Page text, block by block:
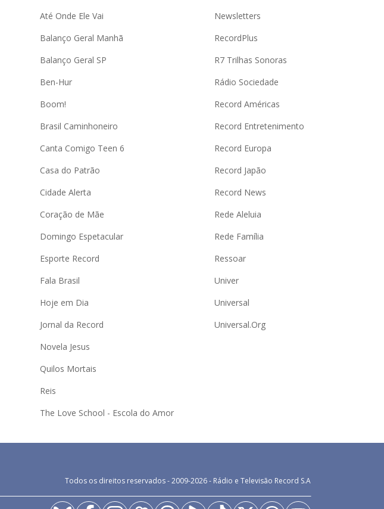
Até Onde Ele Vai
Balanço Geral Manhã
Balanço Geral SP
Ben-Hur
Boom!
Brasil Caminhoneiro
Canta Comigo Teen 6
Casa do Patrão
Cidade Alerta
Coração de Mãe
Domingo Espetacular
Esporte Record
Fala Brasil
Hoje em Dia
Jornal da Record
Novela Jesus
Quilos Mortais
Reis
The Love School - Escola do Amor
Newsletters
RecordPlus
R7 Trilhas Sonoras
Rádio Sociedade
Record Américas
Record Entretenimento
Record Europa
Record Japão
Record News
Rede Aleluia
Rede Família
Ressoar
Univer
Universal
Universal.Org
Todos os direitos reservados - 2009-2026- Rádio e Televisão Record S.A